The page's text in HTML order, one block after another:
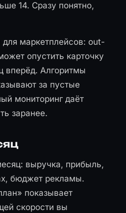
14. Сразу понятно,
маркетплейсов: out-
опустить карточку
вперёд. Алгоритмы
за пустые
мониторинг даёт
заранее.
выручка, прибыль,
бюджет рекламы.
показывает
скорости вы